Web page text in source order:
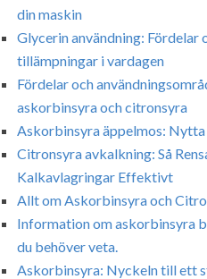
din maskin
Glycerin användning: Fördelar
tillämpningar i vardagen
Fördelar och
askorbinsyra och citronsyra
Askorbinsyra äppelmos: Nytta
Citronsyra avkalkning: Så
Kalkavlagringar Effektivt
Allt om Askorbinsyra och
Information om askorbinsyra
du behöver veta.
Askorbinsyra: Nyckeln till ett